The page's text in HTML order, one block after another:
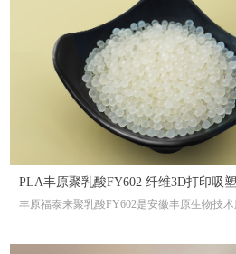
PLA丰原聚乳酸FY602 纤维3D打印吸塑
颗粒
丰原福泰来聚乳酸FY602是安徽丰原生物技术